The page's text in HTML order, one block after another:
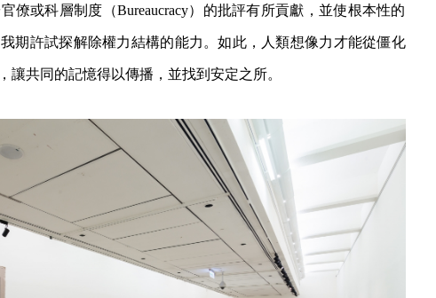
僚或科層制度（Bureaucracy）的批評有所貢獻，並使根本性的
期許試探解除權力結構的能力。如此，人類想像力才能從僵化
讓共同的記憶得以傳播，並找到安定之所。